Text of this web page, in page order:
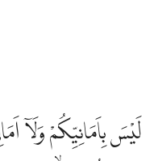
لَيْسَ بِاَمَانِيِّكُمْ وَلَآ